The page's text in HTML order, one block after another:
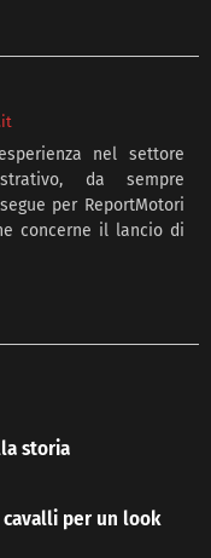
nel settore
da sempre
per ReportMotori
concerne il lancio di
storia
cavalli per un look